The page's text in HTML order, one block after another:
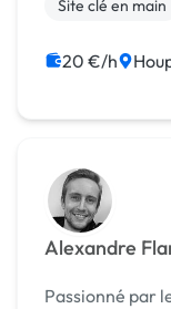
Site clé en main
20 €/h
Alexandre
Passionné par